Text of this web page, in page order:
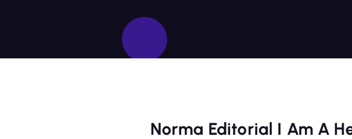
Norma Editorial I Am A